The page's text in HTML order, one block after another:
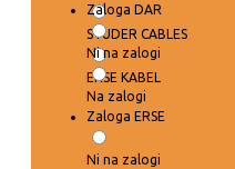
STUDER CABLES
ERSE KABEL
Zaloga DAR
Ni na zalogi
Na zalogi
Zaloga ERSE
Ni na zalogi